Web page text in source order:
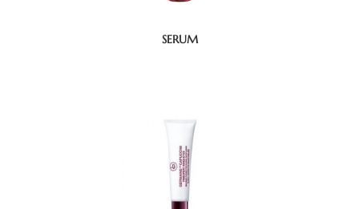
SERUM